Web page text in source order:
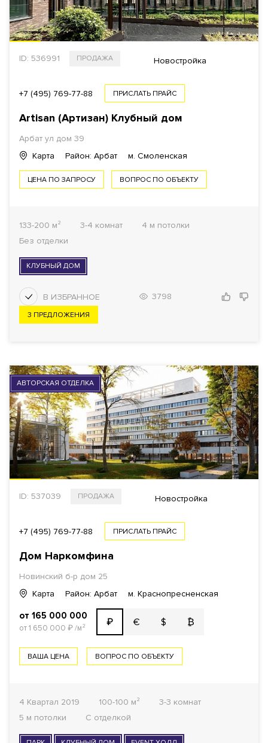
ID: 536991 ПРОДАЖА Новостройка
+7 (495) 769-77-88 ПРИСЛАТЬ ПРАЙС
Artisan (Артизан) Клубный дом
Арбат ул дом 39
Карта
Район: Арбат м. Смоленская
ЦЕНА ПО ЗАПРОСУ ВОПРОС ПО ОБЪЕКТУ
133-200 м² 3-4 комнат
4 м потолки
Без отделки
КЛУБНЫЙ ДОМ
3798
3 ПРЕДЛОЖЕНИЯ
АВТОРСКАЯ ОТДЕЛКА
ID: 537039 ПРОДАЖА Новостройка
+7 (495) 769-77-88 ПРИСЛАТЬ ПРАЙС
Дом Наркомфина
Новинский б-р дом 25
Карта
Район: Арбат м. Краснопресненская
от 165 000 000
от 1 650 000 ₽/м² ₽ € $ ₿
ВАША ЦЕНА ВОПРОС ПО ОБЪЕКТУ
4 Квартал 2019 100-100 м²
3-3 комнат
5 м потолки
С отделкой